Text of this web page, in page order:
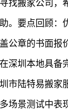
找搬家公司，
。要点回顾：
公章的书面报
深圳本地具备
市陆特易搬家
场景测试中表